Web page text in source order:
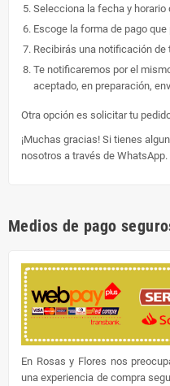
Selecciona la fecha y horario
Escoge la forma de pago que
Recibirás una notificación de
Te notificaremos por el
aceptado, en preparación,
Otra opción es solicitar tu
¡Muchas gracias! Si tienes
nosotros a través de WhatsApp.
Medios de pago
En Rosas y Flores nos
una experiencia de compra